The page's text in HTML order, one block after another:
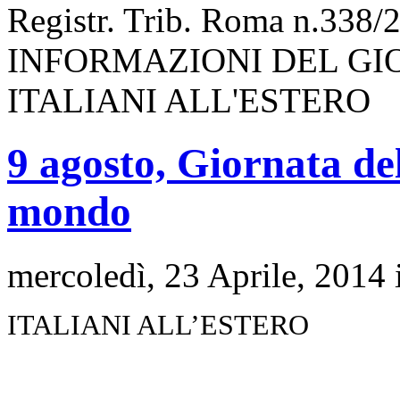
Registr. Trib. Roma n.338/
INFORMAZIONI DEL
ITALIANI ALL'ESTERO
9 agosto, Giornata
mondo
mercoledì, 23 Aprile,
ITALIANI ALL’ESTERO